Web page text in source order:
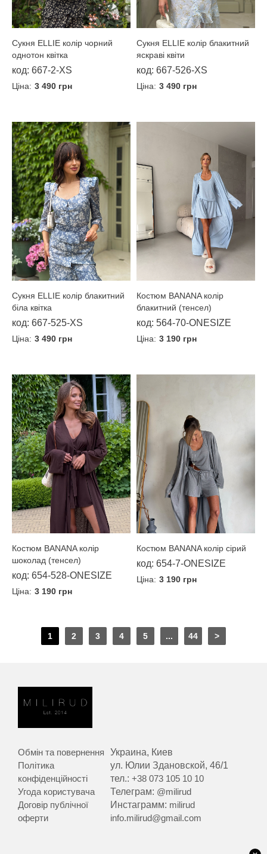
Сукня ELLIE колір чорний
однотон квітка
код: 667-2-XS
Ціна: 3 490 грн
Сукня ELLIE колір блакитний
яскраві квіти
код: 667-526-XS
Ціна: 3 490 грн
Сукня ELLIE колір блакитний
біла квітка
код: 667-525-XS
Ціна: 3 490 грн
Костюм BANANA колір
блакитний (тенсел)
код: 564-70-ONESIZE
Ціна: 3 190 грн
Костюм BANANA колір
шоколад (тенсел)
код: 654-528-ONESIZE
Ціна: 3 190 грн
Костюм BANANA колір сірий
код: 654-7-ONESIZE
Ціна: 3 190 грн
1 2 3 4 5 ... 44 >
Обмін та повернення
Політика
конфіденційності
Угода користувача
Договір публічної
оферти
Украина, Киев
ул. Юлии Здановской, 46/1
тел.:+38 073 105 10 10
Телеграм: @milirud
Инстаграмм: milirud
info.milirud@gmail.com